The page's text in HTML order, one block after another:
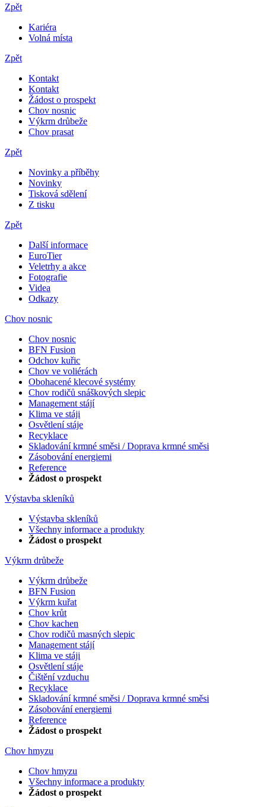
Zpět
Kariéra
Volná místa
Zpět
Kontakt
Kontakt
Žádost o prospekt
Chov nosnic
Výkrm drůbeže
Chov prasat
Zpět
Novinky a příběhy
Novinky
Tisková sdělení
Z tisku
Zpět
Další informace
EuroTier
Veletrhy a akce
Fotografie
Videa
Odkazy
Chov nosnic
Chov nosnic
BFN Fusion
Odchov kuřic
Chov ve voliérách
Obohacené klecové systémy
Chov rodičů snáškových slepic
Management stájí
Klima ve stáji
Osvětlení stáje
Recyklace
Skladování krmné směsi / Doprava krmné směsi
Zásobování energiemi
Reference
Žádost o prospekt
Výstavba skleníků
Výstavba skleníků
Všechny informace a produkty
Žádost o prospekt
Výkrm drůbeže
Výkrm drůbeže
BFN Fusion
Výkrm kuřat
Chov krůt
Chov kachen
Chov rodičů masných slepic
Management stájí
Klima ve stáji
Osvětlení stáje
Čištění vzduchu
Recyklace
Skladování krmné směsi / Doprava krmné směsi
Zásobování energiemi
Reference
Žádost o prospekt
Chov hmyzu
Chov hmyzu
Všechny informace a produkty
Žádost o prospekt